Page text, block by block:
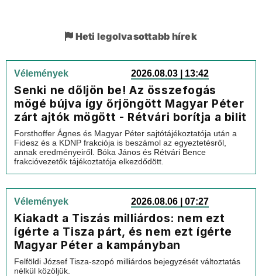
Heti legolvasottabb hírek
Vélemények 2026.08.03 | 13:42
Senki ne dőljön be! Az összefogás
mögé bújva így őrjöngött Magyar Péter
zárt ajtók mögött - Rétvári borítja a bilit
Forsthoffer Ágnes és Magyar Péter sajtótájékoztatója után a
Fidesz és a KDNP frakciója is beszámol az egyeztetésről,
annak eredményeiről. Bóka János és Rétvári Bence
frakcióvezetők tájékoztatója elkezdődött.
Vélemények 2026.08.06 | 07:27
Kiakadt a Tiszás milliárdos: nem ezt
ígérte a Tisza párt, és nem ezt ígérte
Magyar Péter a kampányban
Felföldi József Tisza-szopó milliárdos bejegyzését változtatás
nélkül közöljük.